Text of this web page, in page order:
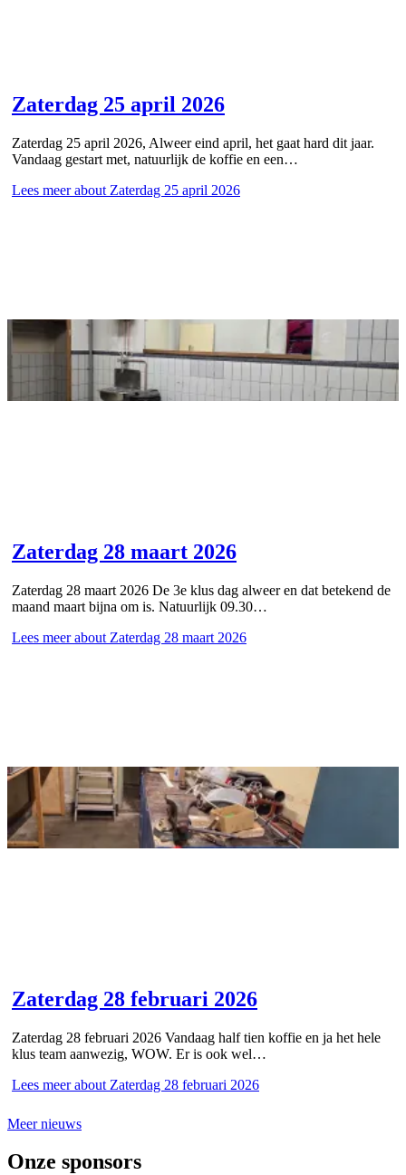
Zaterdag 25 april 2026
Zaterdag 25 april 2026, Alweer eind april, het gaat hard dit jaar.
Vandaag gestart met, natuurlijk de koffie en een…
Lees meerabout Zaterdag 25 april 2026
Zaterdag 28 maart 2026
Zaterdag 28 maart 2026 De 3e klus dag alweer en dat betekend de
maand maart bijna om is. Natuurlijk 09.30…
Lees meerabout Zaterdag 28 maart 2026
Zaterdag 28 februari 2026
Zaterdag 28 februari 2026 Vandaag half tien koffie en ja het hele
klus team aanwezig, WOW. Er is ook wel…
Lees meerabout Zaterdag 28 februari 2026
Meer nieuws
Onze sponsors